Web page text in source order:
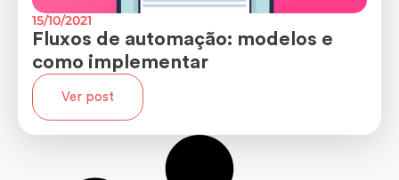
15/10/2021
Fluxos de automação: modelos e
como implementar
Ver post